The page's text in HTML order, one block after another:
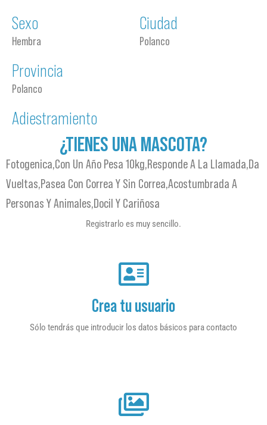
Sexo
Hembra
Ciudad
Polanco
Provincia
Polanco
Adiestramiento
¿TIENES UNA MASCOTA?
Fotogenica,con Un Año Pesa 10kg,responde A La Llamada,da
Vueltas,pasea Con Correa Y Sin Correa,acostumbrada A
Personas Y Animales,docil Y Cariñosa
Registrarlo es muy sencillo.
Crea tu usuario
Sólo tendrás que introducir los datos básicos para contacto